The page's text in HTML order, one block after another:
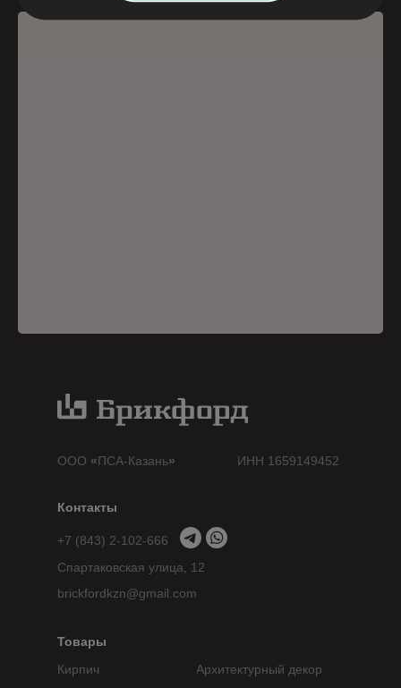
ИНН 1659149452
Кирпич Архитектурный декор
Товары
Контакты
+7 (843) 2-102-666
ООО «ПСА-Казань»
brickfordkzn@gmail.com
Спартаковская улица, 12